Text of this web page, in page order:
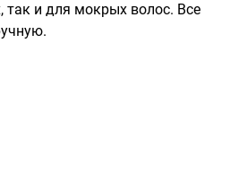
так и для мокрых волос. Все